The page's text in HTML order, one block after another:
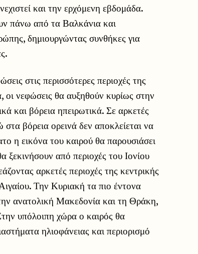
και την ερχόμενη εβδομάδα.
πάνω από τα Βαλκάνια και
δημιουργώντας συνθήκες για
στις περισσότερες περιοχές της
νεφώσεις θα αυξηθούν κυρίως στην
και βόρεια ηπειρωτικά. Σε αρκετές
βόρεια ορεινά δεν αποκλείεται να
η εικόνα του καιρού θα παρουσιάσει
ξεκινήσουν από περιοχές του Ιονίου
αρκετές περιοχές της κεντρικής
Την Κυριακή τα πιο έντονα
ανατολική Μακεδονία και τη Θράκη,
υπόλοιπη χώρα ο καιρός θα
ηλιοφάνειας και περιορισμό